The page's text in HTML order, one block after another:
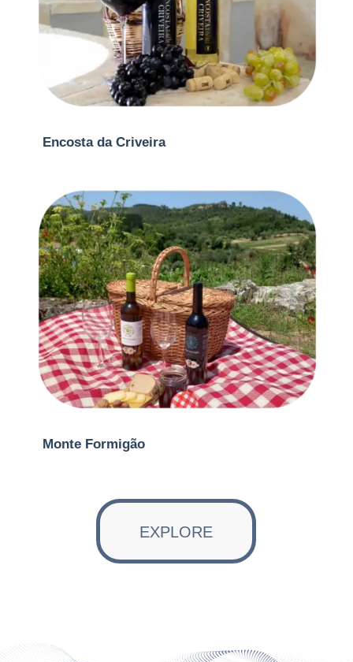
Encosta da Criveira
Monte Formigão
EXPLORE